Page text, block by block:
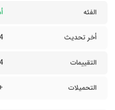
الفئه
أخر تحديث
التقييمات 4
التحميلات